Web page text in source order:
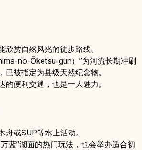
欣赏自然风光的徒步路线。
no-Ōketsu-gun）”为河流长期冲刷
已被指定为县级天然纪念物。
的便利交通，也是一大魅力。
舟或SUP等水上活动。
蓝”湖面的热门玩法，也会举办适合初